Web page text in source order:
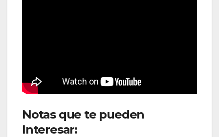
Notas que te pueden
Interesar: